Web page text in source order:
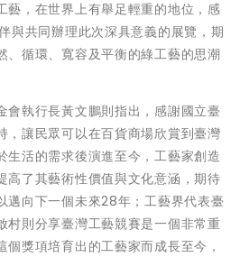
藝，在世界上有舉足輕重的地位，感
與共同辦理此次深具意義的展覽，期
、循環、寬容及平衡的綠工藝的思潮
會執行長黃文鵬則指出，感謝國立臺
，讓民眾可以在百貨商場欣賞到臺灣
生活的需求後演進至今，工藝家創造
高了其藝術性價值與文化意涵，期待
邁向下一個未來28年；工藝界代表臺
村則分享臺灣工藝競賽是一個非常重
獎項培育出的工藝家而成長至今，